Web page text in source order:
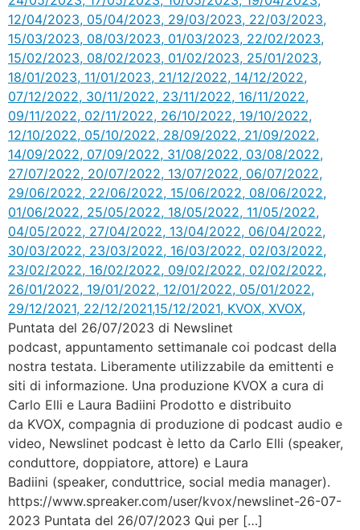
Puntata del 26/07/2023 di Newslinet
podcast, appuntamento settimanale coi podcast della
nostra testata. Liberamente utilizzabile da emittenti e
siti di informazione. Una produzione KVOX a cura di
Carlo Elli e Laura Badiini Prodotto e distribuito
da KVOX, compagnia di produzione di podcast audio e
video, Newslinet podcast è letto da Carlo Elli (speaker,
conduttore, doppiatore, attore) e Laura
Badiini (speaker, conduttrice, social media manager).
https://www.spreaker.com/user/kvox/newslinet-26-07-
2023 Puntata del 26/07/2023 Qui per […]